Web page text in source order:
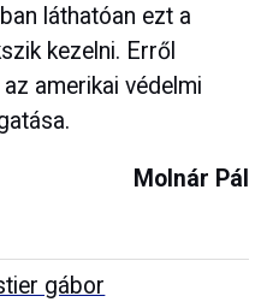
láthatóan ezt a
kezelni. Erről
amerikai védelmi
Molnár Pál
gábor